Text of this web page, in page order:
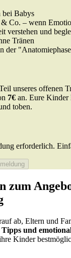
bei Babys
Co. – wenn
verstehen und
Tränen
der
unseres offenen
7€ an. Eure Kinder
toben.
erforderlich.
zum
ab, Eltern und
und
Kinder